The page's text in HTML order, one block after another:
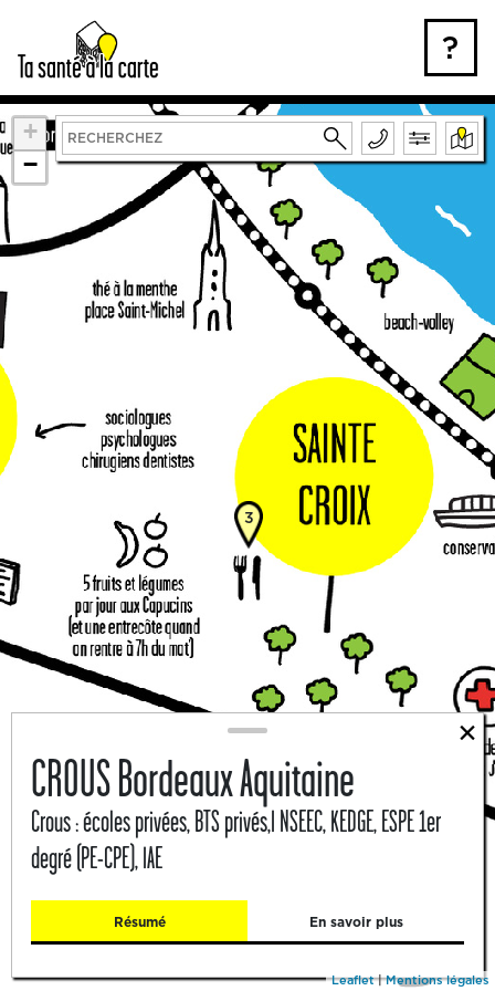
content
?
3
+
−
×
CROUS Bordeaux Aquitaine
Crous : écoles privées, BTS privés,I NSEEC, KEDGE, ESPE 1er
degré (PE-CPE), IAE
Résumé En savoir plus
Leaflet|Mentions légales